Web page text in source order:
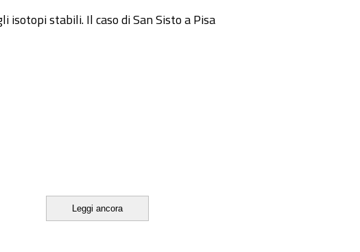
isotopi stabili. Il caso di San Sisto a Pisa
Leggi ancora